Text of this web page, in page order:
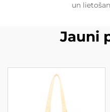
un
Jauni